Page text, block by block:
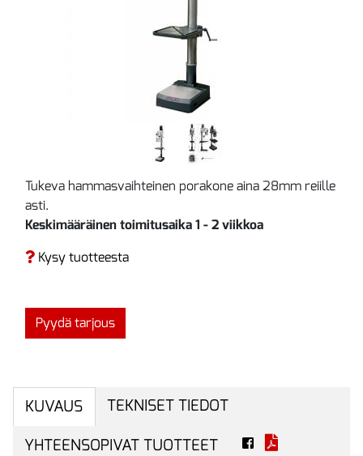
Tukeva hammasvaihteinen porakone aina 28mm reiille
asti.
Keskimääräinen toimitusaika 1 - 2 viikkoa
Kysy tuotteesta
Pyydä tarjous
KUVAUS
TEKNISET TIEDOT
YHTEENSOPIVAT TUOTTEET